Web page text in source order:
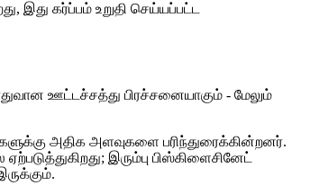
இது கர்ப்பம் உறுதி செய்யப்பட்ட
ஊட்டச்சத்து பிரச்சனையாகும் - மேலும்
அதிக அளவுகளை பரிந்துரைக்கின்றனர்.
இரும்பு பிஸ்கிளைசினேட்